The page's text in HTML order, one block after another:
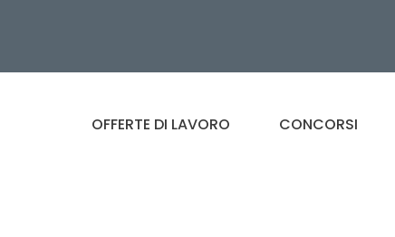
OFFERTE DI LAVORO CONCORSI